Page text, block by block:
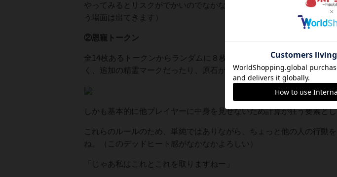
やってみるとリスクがでかいのでなかなか使いどころが難しいです。
う場面は出てきます）
②恩寵トークン
全14枚あるトークンからランダムに８枚を指定の場所に伏せて置きま
く、追加の精霊マークだったり、原石が復活したり、色々なボーナス
しかも基本的に他プレイヤーに中身を見せないため計算が狂う要素と
これらのルールのため、単純ではありながら、ちょっと他の人の行動
ね。（このデッドヒート感がなかなかよろしい）
「じゃあ私はこれとこれを取りますねー」